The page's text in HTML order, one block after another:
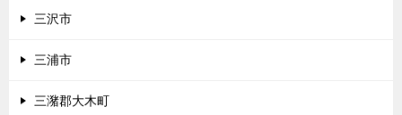
三沢市
三浦市
三潴郡大木町